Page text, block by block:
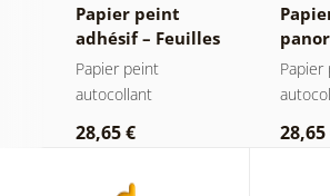
Papier peint
adhésif – Feuilles
avec teinte
pastel
Papier peint
autocollant
28,65 €
Forêt
Papier
28,65